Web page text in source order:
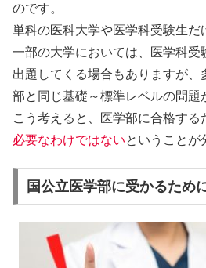
のです。
単科の医科大学や医学科受験生だ
一部の大学においては、医学科受
出題してくる場合もありますが、
部と同じ基礎～標準レベルの問題
こう考えると、医学部に合格する
必要なわけではないということが
国公立医学部に受かるため